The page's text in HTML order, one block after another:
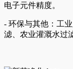
电子元件精度。
- 环保与其他：工
滤、农业灌溉水过